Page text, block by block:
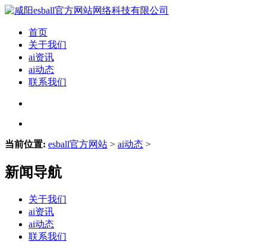
首页
关于我们
ai资讯
ai动态
联系我们
当前位置: esball官方网站 > ai动态 >
新闻导航
关于我们
ai资讯
ai动态
联系我们